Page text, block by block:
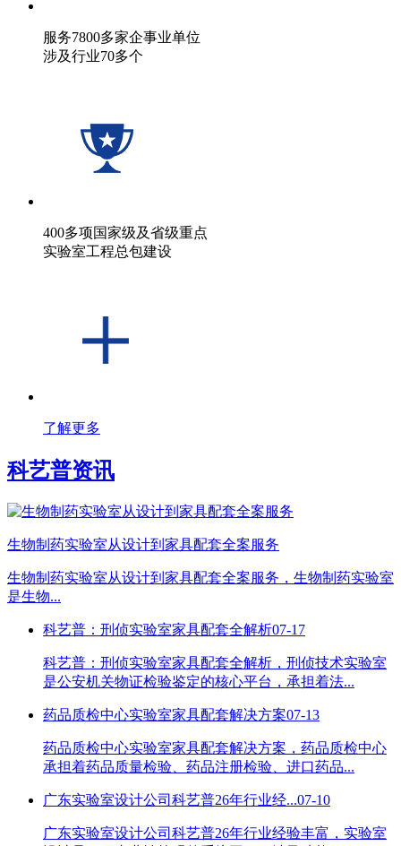
服务7800多家企事业单位
涉及行业70多个
400多项国家级及省级重点
实验室工程总包建设
了解更多
科艺普资讯
生物制药实验室从设计到家具配套全案服务
生物制药实验室从设计到家具配套全案服务，生物制药实验室
是生物...
科艺普：刑侦实验室家具配套全解析07-17
科艺普：刑侦实验室家具配套全解析，刑侦技术实验室
是公安机关物证检验鉴定的核心平台，承担着法...
药品质检中心实验室家具配套解决方案07-13
药品质检中心实验室家具配套解决方案，药品质检中心
承担着药品质量检验、药品注册检验、进口药品...
广东实验室设计公司科艺普26年行业经...07-10
广东实验室设计公司科艺普26年行业经验丰富，实验室